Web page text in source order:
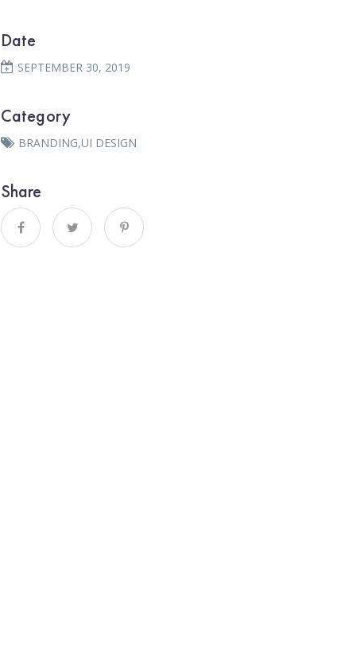
Date
SEPTEMBER 30, 2019
Category
BRANDING,UI DESIGN
Share